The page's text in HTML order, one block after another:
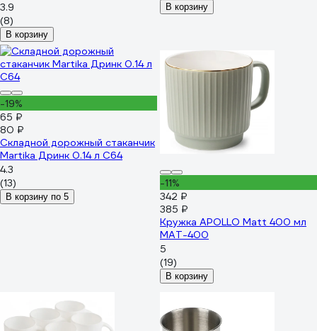
3.9
(8)
В корзину
В корзину
-19%
65 ₽
80 ₽
Складной дорожный стаканчик
Martika Дринк 0.14 л С64
4.3
(13)
В корзину по 5
-11%
342 ₽
385 ₽
Кружка APOLLO Matt 400 мл
MAT-400
5
(19)
В корзину